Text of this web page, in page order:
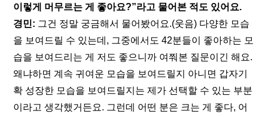
이렇게 머무르는 게 좋아요?”라고 물어본 적도 있어요.
경민: 그건 정말 궁금해서 물어봤어요.(웃음) 다양한 모습
을 보여드릴 수 있는데, 그중에서도 42분들이 좋아하는 모
습을 보여드리는 게 저도 좋으니까 여쭤본 질문이긴 해요.
왜냐하면 계속 귀여운 모습을 보여드릴지 아니면 갑자기
확 성장한 모습을 보여드릴지는 제가 선택할 수 있는 부분
이라고 생각했거든요. 그런데 어떤 분은 크는 게 좋다, 어